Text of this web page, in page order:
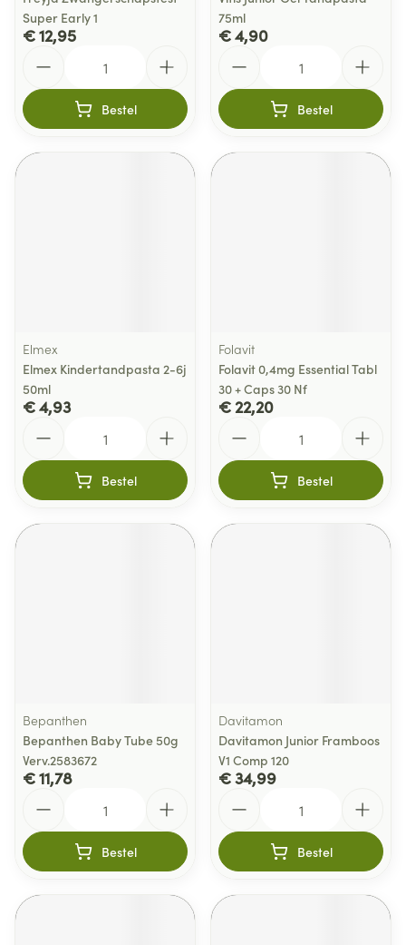
Super Early 1
€ 12,95
Bestel
75ml
€ 4,90
Bestel
Elmex
Elmex Kindertandpasta 2-6j
50ml
€ 4,93
Bestel
Folavit
Folavit 0,4mg Essential Tabl
30 + Caps 30 Nf
€ 22,20
Bestel
Bepanthen
Bepanthen Baby Tube 50g
Verv.2583672
€ 11,78
Bestel
Davitamon
Davitamon Junior Framboos
V1 Comp 120
€ 34,99
Bestel